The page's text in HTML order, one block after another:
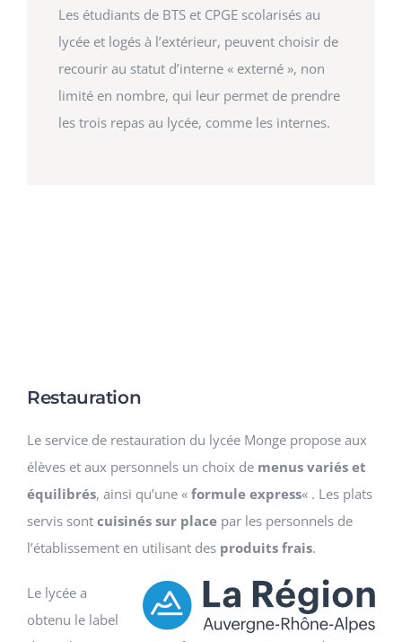
Les étudiants de BTS et CPGE scolarisés au
lycée et logés à l’extérieur, peuvent choisir de
recourir au statut d’interne « externé », non
limité en nombre, qui leur permet de prendre
les trois repas au lycée, comme les internes.
Restauration
Le service de restauration du lycée Monge propose aux
élèves et aux personnels un choix de menus variés et
équilibrés, ainsi qu’une « formule express« . Les plats
servis sont cuisinés sur placepar les personnels de
l’établissement en utilisant des produits frais.
Le lycée a
obtenu le label